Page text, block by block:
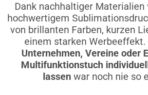
Dank nachhaltiger Materialien
hochwertigem
von brillanten Farben, kurzen
einem starken Werbeeffekt.
Unternehmen, Vereine oder
Multifunktionstuch
lassenwar noch nie so